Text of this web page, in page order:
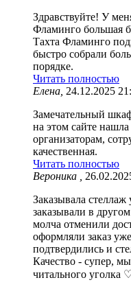
Здравствуйте! У
Фламинго большая
Тахта Фламинго
быстро собрали
порядке.
Читать полностью
Елена, 24.12.2025
Замечательный
на этом сайте
организаторам,
качественная.
Читать полностью
Вероника ,
Заказывала
заказывали в
молча отменили
оформляли заказ
подтвердились и
Качество - супер,
читального уголка